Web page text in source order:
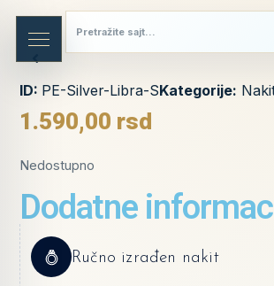
ID: PE-Silver-Libra-SKategorije:
1.590,00 rsd
Nedostupno
Dodatne
Ručno izrađen nakit